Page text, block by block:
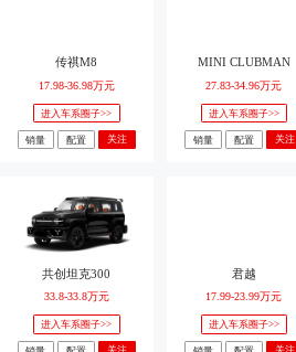
传祺M8
17.98-36.98万元
进入车系圈子>>
销量 配置 关注
MINI CLUBMAN
27.83-34.96万元
进入车系圈子>>
销量 配置 关注
共创坦克300
33.8-33.8万元
进入车系圈子>>
关注
君越
17.99-23.99万元
进入车系圈子>>
关注